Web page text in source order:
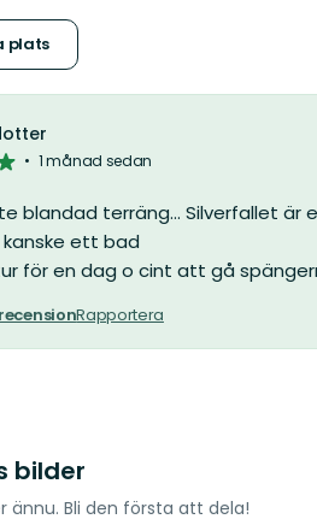
plats
1 månad sedan
blandad terräng... Silverfallet
ett bad
för en dag o cint att gå
Rapportera
bilder
ännu. Bli den första att dela!